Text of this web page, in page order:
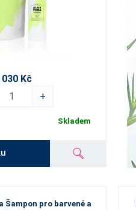
030 Kč
+
Skladem
Šampon pro barvené a